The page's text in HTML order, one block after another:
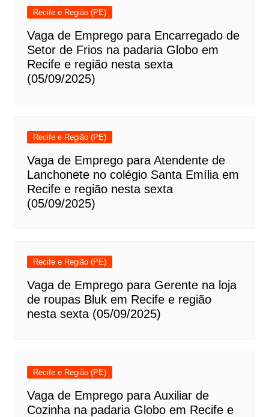
Recife e Região (PE)
Vaga de Emprego para Encarregado de
Setor de Frios na padaria Globo em
Recife e região nesta sexta
(05/09/2025)
Recife e Região (PE)
Vaga de Emprego para Atendente de
Lanchonete no colégio Santa Emília em
Recife e região nesta sexta
(05/09/2025)
Recife e Região (PE)
Vaga de Emprego para Gerente na loja
de roupas Bluk em Recife e região
nesta sexta (05/09/2025)
Recife e Região (PE)
Vaga de Emprego para Auxiliar de
Cozinha na padaria Globo em Recife e